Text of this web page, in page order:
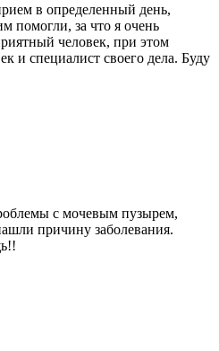
в определенный день,
помогли, за что я очень
человек, при этом
и специалист своего дела. Буду
с мочевым пузырем,
причину заболевания.